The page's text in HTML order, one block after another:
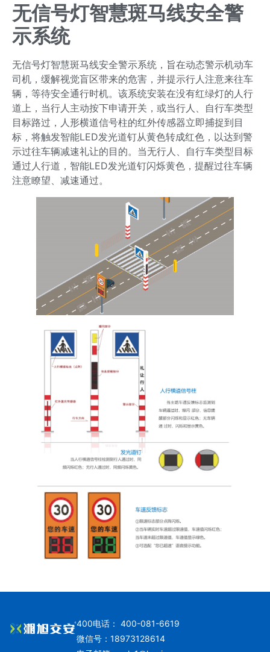
无信号灯智慧斑马线安全警
示系统
无信号灯智慧斑马线安全警示系统，旨在动态警示机动车
司机，缓解视觉盲区带来的危害，并提示行人注意来往车
辆，等待安全通行时机。该系统安装在没有红绿灯的人行
道上，当行人主动按下申请开关，或当行人、自行车类型
目标路过，人形横道信号柱的红外传感器立即捕捉到目
标，将触发智能LED发光道钉从黄色转成红色，以达到警
示过往车辆减速礼让的目的。当无行人、自行车类型目标
通过人行道，智能LED发光道钉闪烁黄色，提醒过往车辆
注意瞭望、减速通过。
400电话： 400-081-6619
微信号：18973128614